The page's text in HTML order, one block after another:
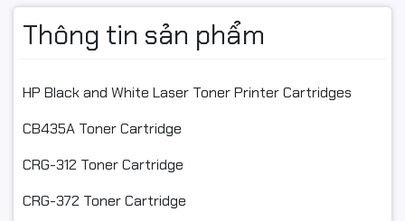
Thông tin sản phẩm
HP Black and White Laser Toner Printer Cartridges
CB435A Toner Cartridge
CRG-312 Toner Cartridge
CRG-372 Toner Cartridge
nào.